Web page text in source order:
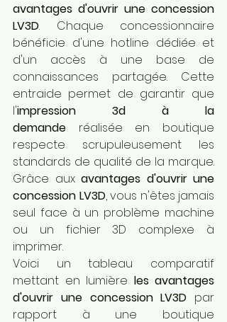
avantages d'ouvrir une concession
LV3D. Chaque concessionnaire
bénéficie d'une hotline dédiée et
d'un accès à une base de
connaissances partagée. Cette
entraide permet de garantir que
l'impression 3d à la
demande réalisée en boutique
respecte scrupuleusement les
standards de qualité de la marque.
Grâce aux avantages d'ouvrir une
concession LV3D, vous n'êtes jamais
seul face à un problème machine
ou un fichier 3D complexe à
imprimer.
Voici un tableau comparatif
mettant en lumière les avantages
d'ouvrir une concession LV3D par
rapport à une boutique